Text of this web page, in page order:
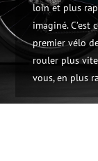
loin et plus
imaginé.
premier vélo
rouler plus vite
vous, en plus